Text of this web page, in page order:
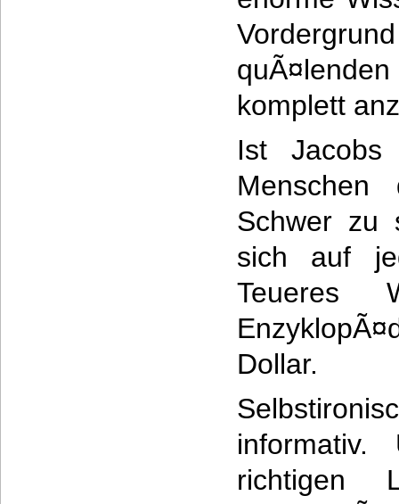
komplett
Ist
Menschen
Schwer zu
sich auf
Teueres
Dollar.
richtigen